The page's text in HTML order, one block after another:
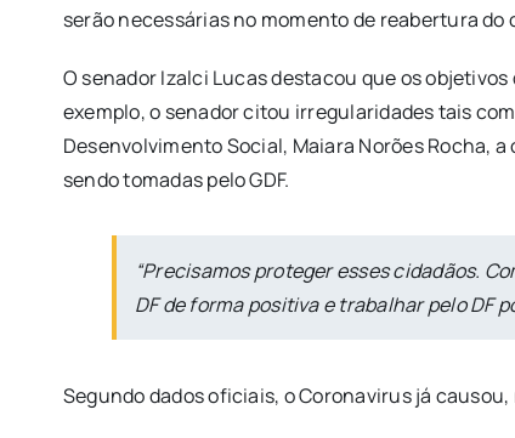
serão necessárias no momento de reabertura do
O senador Izalci Lucas destacou que os
exemplo, o senador citou irregularidades tais
Desenvolvimento Social, Maiara Norões Rocha,
sendo tomadas pelo GDF.
“Precisamos proteger esses cidadãos.
DF de forma positiva e trabalhar pelo DF
Segundo dados oficiais, o Coronavirus já